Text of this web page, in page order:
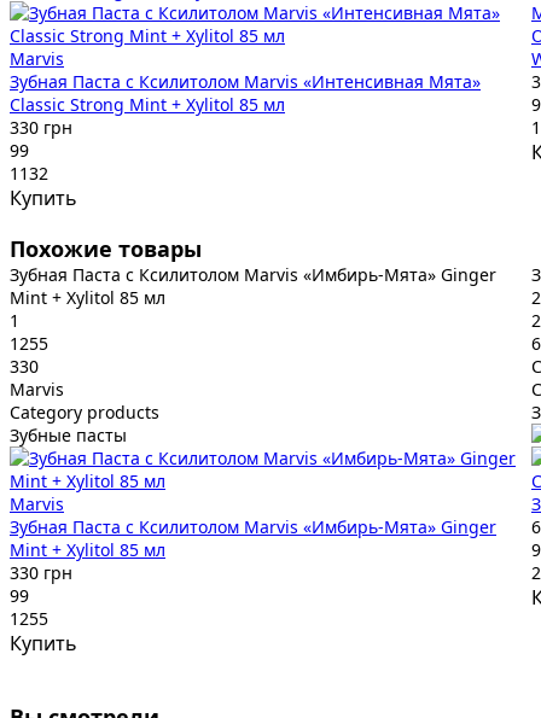
Marvis
Зубная Паста с Ксилитолом Marvis «Интенсивная Мята»
Classic Strong Mint + Xylitol 85 мл
330 грн
99
1132
Купить
Похожие товары
Зубная Паста с Ксилитолом Marvis «Имбирь-Мята» Ginger
Mint + Xylitol 85 мл
1
1255
330
Marvis
Category products
Зубные пасты
Marvis
Зубная Паста с Ксилитолом Marvis «Имбирь-Мята» Ginger
Mint + Xylitol 85 мл
330 грн
99
1255
Купить
2